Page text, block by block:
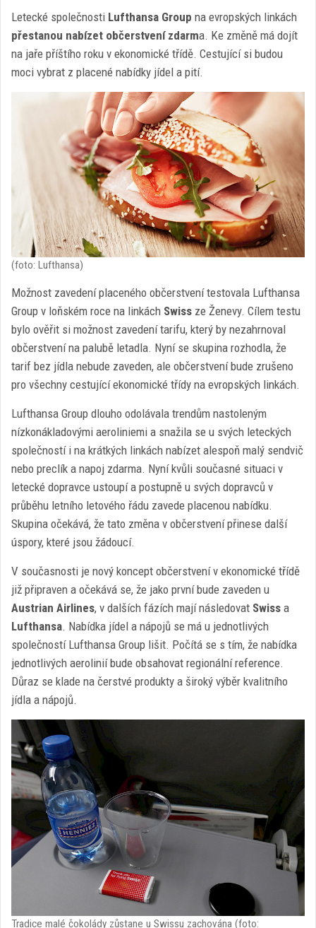
Letecké společnosti Lufthansa Group na evropských linkách
přestanou nabízet občerstvení zdarma. Ke změně má dojít
na jaře příštího roku v ekonomické třídě. Cestující si budou
moci vybrat z placené nabídky jídel a pití.
(foto: Lufthansa)
Možnost zavedení placeného občerstvení testovala Lufthansa
Group v loňském roce na linkách Swiss ze Ženevy. Cílem testu
bylo ověřit si možnost zavedení tarifu, který by nezahrnoval
občerstvení na palubě letadla. Nyní se skupina rozhodla, že
tarif bez jídla nebude zaveden, ale občerstvení bude zrušeno
pro všechny cestující ekonomické třídy na evropských linkách.
Lufthansa Group dlouho odolávala trendům nastoleným
nízkonákladovými aeroliniemi a snažila se u svých leteckých
společností i na krátkých linkách nabízet alespoň malý sendvič
nebo preclík a napoj zdarma. Nyní kvůli současné situaci v
letecké dopravce ustoupí a postupně u svých dopravců v
průběhu letního letového řádu zavede placenou nabídku.
Skupina očekává, že tato změna v občerstvení přinese další
úspory, které jsou žádoucí.
V současnosti je nový koncept občerstvení v ekonomické třídě
již připraven a očekává se, že jako první bude zaveden u
Austrian Airlines, v dalších fázích mají následovat Swiss a
Lufthansa. Nabídka jídel a nápojů se má u jednotlivých
společností Lufthansa Group lišit. Počítá se s tím, že nabídka
jednotlivých aerolinií bude obsahovat regionální reference.
Důraz se klade na čerstvé produkty a široký výběr kvalitního
jídla a nápojů.
Tradice malé čokolády zůstane u Swissu zachována (foto: